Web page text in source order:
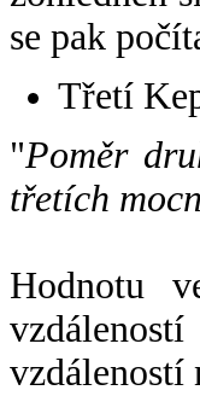
se pak
Třetí
"Poměr
třetích
Hodnotu
vzdáleností